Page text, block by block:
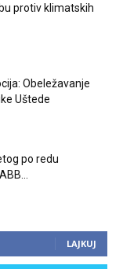
protiv klimatskih
Obeležavanje
Uštede
po redu
LAJKUJ